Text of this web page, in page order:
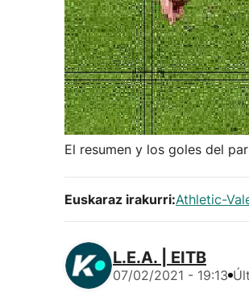
El resumen y los goles del
Euskaraz irakurri:Athletic-
L.E.A. | EITB
07/02/2021 - 19:13